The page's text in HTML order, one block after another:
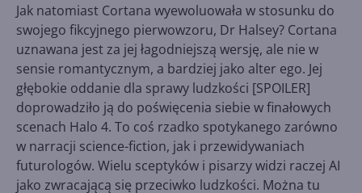
Jak natomiast Cortana wyewoluowała w stosunku do
swojego fikcyjnego pierwowzoru, Dr Halsey? Cortana
uznawana jest za jej łagodniejszą wersję, ale nie w
sensie romantycznym, a bardziej jako alter ego. Jej
głębokie oddanie dla sprawy ludzkości [SPOILER]
doprowadziło ją do poświęcenia siebie w finałowych
scenach Halo 4. To coś rzadko spotykanego zarówno
w narracji science-fiction, jak i przewidywaniach
futurologów. Wielu sceptyków i pisarzy widzi raczej AI
jako zwracającą się przeciwko ludzkości. Można tu